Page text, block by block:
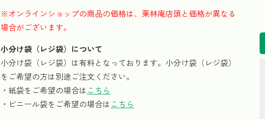
※オンラインショップの商品の価格は、栗林庵店頭と価格が異なる
場合がございます。
小分け袋（レジ袋）について
小分け袋（レジ袋）は有料となっております。小分け袋（レジ袋）
をご希望の方は別途ご注文ください。
・紙袋をご希望の場合は こちら
・ビニール袋をご希望の場合は こちら